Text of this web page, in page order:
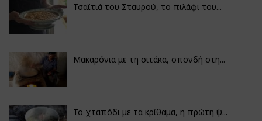
Τσαϊτιά του Σταυρού, το πιλάφι του...
Μακαρόνια με τη σιτάκα, σπονδή στη...
Το χταπόδι με τα κρίθαμα, η πρώτη ψ...